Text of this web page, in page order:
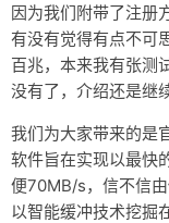
因为我们附带了注册
有没有觉得有点不可
百兆，本来我有张测
没有了，介绍还是继续
我们为大家带来的是
软件旨在实现以最快
便70MB/s，信不信
以智能缓冲技术挖掘